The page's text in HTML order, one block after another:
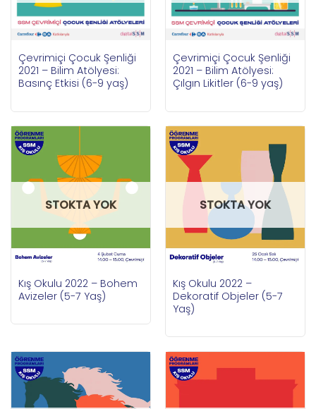
Çevrimiçi Çocuk Şenliği
2021 – Bilim Atölyesi:
Basınç Etkisi (6-9 yaş)
Çevrimiçi Çocuk Şenliği
2021 – Bilim Atölyesi:
Çılgın Likitler (6-9 yaş)
STOKTA YOK
Kış Okulu 2022 – Bohem
Avizeler (5-7 Yaş)
STOKTA YOK
Kış Okulu 2022 –
Dekoratif Objeler (5-7
Yaş)